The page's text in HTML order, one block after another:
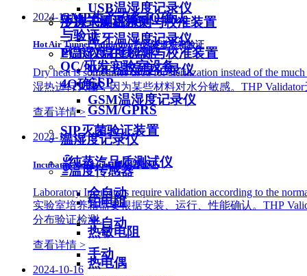
USB温湿度记录仪
蓝牙温湿度记录仪
WiFi温湿度记录仪
GSM温湿度记录仪
SIP灭菌验证装置
ꁇ纯蒸汽品质测试仪
全自动
半自动
手动
手持式测温系列
ꁇ温湿度在线监控
GSP
GSM/GPRS
温湿度记录仪
ꁇ温度传感器
铂电阻
热敏电阻
热电偶
冷冻干燥机检测与校准装置
PCR仪温度检测与校准装置
GMP生产设备4Q确认
与验证
QC/研发实验室设备
4Q确认
2024-10-16
Hot Air Tunnel Validation热风隧道烘箱验证
Dry heat is sometimes used for sterilization instead of the
湿热进行灭菌，因为某些材料对水分敏感。THP
查看详情 >
2024-10-16
Incubator Validation孵化器验证
Laboratory Incubators require validation according to the
实验室培养箱需要根据安装、运行、性能确认。THP
分布验证检测。
查看详情 >
2024-10-16